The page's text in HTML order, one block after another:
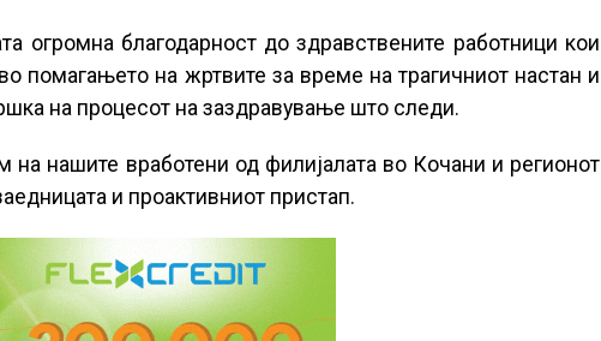
огромна благодарност до здравствените работници кои
помагањето на жртвите за време на трагичниот настан и
на процесот на заздравување што следи.
на нашите вработени од филијалата во Кочани и регионот
и проактивниот пристап.